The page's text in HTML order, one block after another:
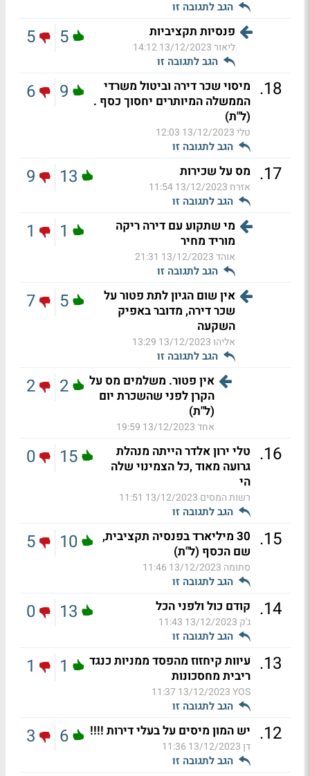
הגב לתגובה זו
פנסיות תקציביות
ליאור13/12/2023 14:12
הגב לתגובה זו
5
5
18
. מיסוי שכר דירה וביטול משרדי
הממשלה המיותרים יחסוך כסף .
(ל"ת)
טלי13/12/2023 12:03
הגב לתגובה זו
9
6
17
. מס על שכירות
אזרח 13/12/2023 11:54
הגב לתגובה זו
13
9
מי שתקוע עם דירה ריקה
מוריד מחיר
אוהד13/12/2023 21:31
הגב לתגובה זו
1
1
אין שום הגיון לתת פטור על
שכר דירה, מדובר באפיק
השקעה
אליהו13/12/2023 13:29
הגב לתגובה זו
5
7
אין פטור. משלמים מס על
הקרן לפני שהשכרת יום
(ל"ת)
אחד13/12/2023 19:59
2
2
16
. טלי ירון אלדר הייתה מנהלת
גרועה מאוד ,כל הצמינוי שלה
הי
רשות המסים 13/12/2023 11:51
הגב לתגובה זו
15
0
15
.
30 מיליארד בפנסיה תקציבית,
שם הכסף (ל"ת)
סתומה 13/12/2023 11:46
הגב לתגובה זו
10
5
14
. קודם כול ולפני הכל
ג'ק 13/12/2023 11:43
הגב לתגובה זו
13
0
13
. עיוות קיחזוז מהפסד ממניות כנגד
ריבית מחסכונות
YOS
13/12/2023 11:37
הגב לתגובה זו
1
1
12
. יש המון מיסים על בעלי דירות !!!!
דן13/12/2023 11:36
הגב לתגובה זו
6
3